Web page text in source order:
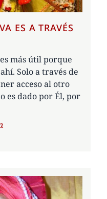
ES A TRAVÉS
más útil porque
Solo a través de
acceso al otro
es dado por Él, por